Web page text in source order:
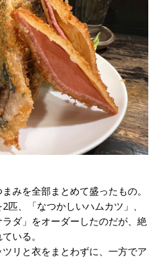
みを全部まとめて盛ったもの。
、「なつかしいハムカツ」、
ダ」をオーダーしたのだが、絶
いる。
リと衣をまとわずに、一方でア